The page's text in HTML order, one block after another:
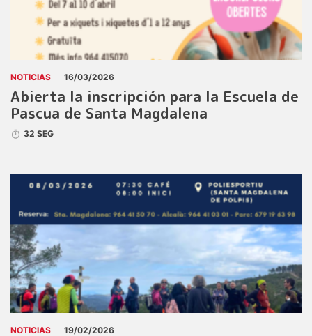
NOTICIAS 16/03/2026
Abierta la inscripción para la Escuela de
Pascua de Santa Magdalena
32 SEG
NOTICIAS 19/02/2026